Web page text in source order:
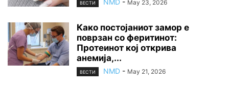
ВЕСТИ May 23, 2026
Како постојаниот замор е
поврзан со феритинот:
Протеинот кој открива
анемија,...
ВЕСТИ NMD - May 21, 2026